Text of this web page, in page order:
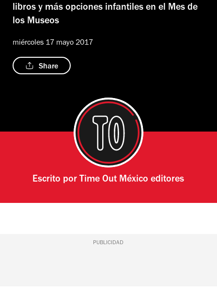
libros y más opciones infantiles en el Mes de
los Museos
miércoles 17 mayo 2017
Share
Escrito por Time Out México editores
PUBLICIDAD